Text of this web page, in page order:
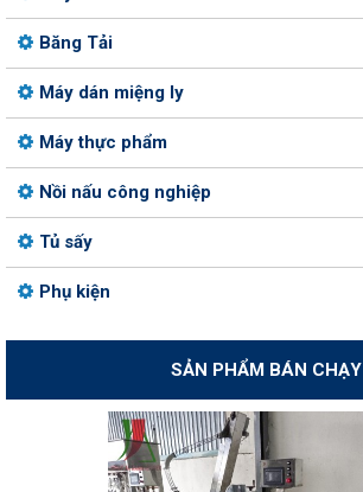
Băng Tải
Máy dán miệng ly
Máy thực phẩm
Nồi nấu công nghiệp
Tủ sấy
Phụ kiện
SẢN PHẨM BÁN CHẠY